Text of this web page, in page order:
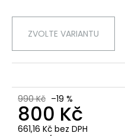
ZVOLTE VARIANTU
990 Kč –19 %
800 Kč
661,16 Kč bez DPH
r
u
u
m